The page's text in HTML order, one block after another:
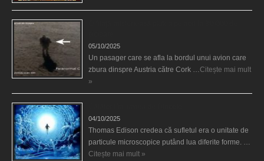
05/10/2025
Un pasager care se afla la bordul unui avion care
zbura dinspre Austria către Cork … Citește mai mult
»
04/10/2025
Thomas Edison credea că sufletul era o unitate de
particule microscopice putând lua diferite forme. …
Citește mai mult »